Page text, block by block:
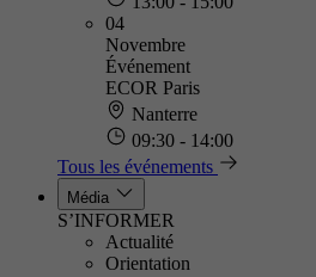
04
Novembre
Événement
ECOR Paris
Nanterre
09:30 - 14:00
Tous les événements
Média
S’INFORMER
Actualité
Orientation